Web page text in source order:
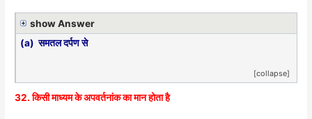
show Answer
(a) समतल दर्पण से
[collapse]
32. किसी माध्यम के अपवर्तनांक का मान होता है